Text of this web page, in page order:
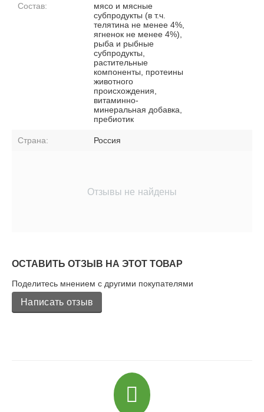
Состав:
мясо и мясные
субпродукты (в т.ч.
телятина не менее 4%,
ягненок не менее 4%),
рыба и рыбные
субпродукты,
растительные
компоненты, протеины
животного
происхождения,
витаминно-
минеральная добавка,
пребиотик
Страна: Россия
Отзывы не найдены
ОСТАВИТЬ ОТЗЫВ НА ЭТОТ ТОВАР
Поделитесь мнением с другими покупателями
Написать отзыв